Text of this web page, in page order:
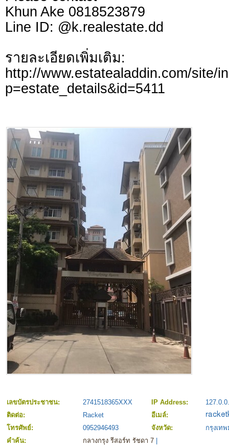
Khun Ake 0818523879
Line ID: @k.realestate.dd
รายละเอียดเพิ่มเติม:
http://www.estatealaddin.com/site/
p=estate_details&id=5411
เลขบัตรประชาชน: 2741518365XXX IP Address:
ติดต่อ:
Racket
อีเมล์:
โทรศัพย์:
0952946493 จังหวัด:
กรุงเท
คำค้น:
กลางกรุง รีสอร์ท รัชดา 7